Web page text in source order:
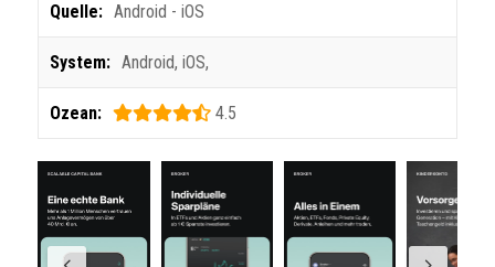
Quelle: Android - iOS
System: Android, iOS,
Ozean: 4.5